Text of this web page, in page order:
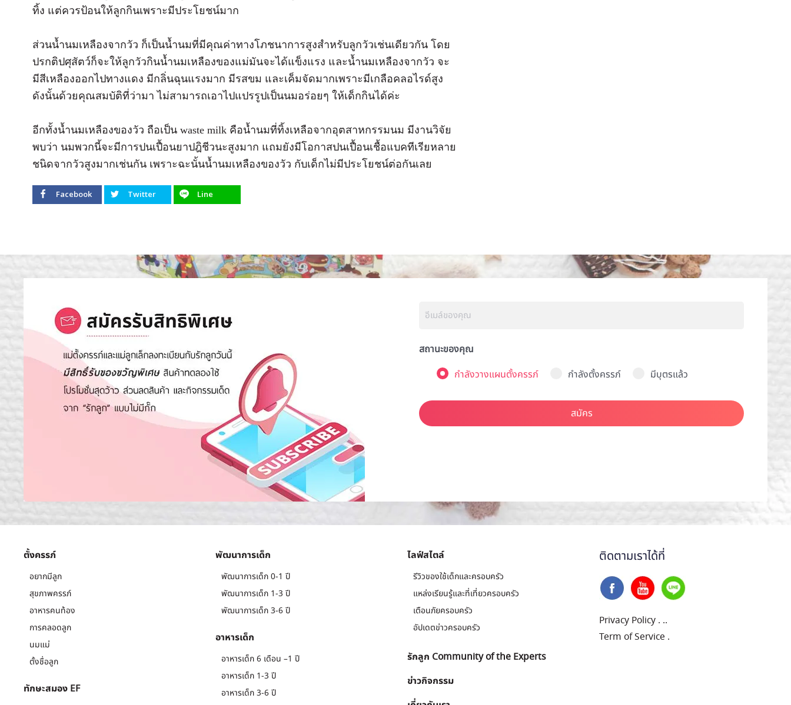
ทิ้ง แต่ควรป้อนให้ลูกกินเพราะมีประโยชน์มาก
ส่วนน้ำนมเหลืองจากวัว ก็เป็นน้ำนมที่มีคุณค่าทางโภชนาการสูงสำหรับลูกวัวเช่นเดียวกัน โดย
ปรกติปศุสัตว์ก็จะให้ลูกวัวกินน้ำนมเหลืองของแม่มันจะได้แข็งแรง และน้ำนมเหลืองจากวัว จะ
มีสีเหลืองออกไปทางแดง มีกลิ่นฉุนแรงมาก มีรสขม และเค็มจัดมากเพราะมีเกลือคลอไรด์สูง
ดังนั้นด้วยคุณสมบัติที่ว่ามา ไม่สามารถเอาไปแปรรูปเป็นนมอร่อยๆ ให้เด็กกินได้ค่ะ
อีกทั้งน้ำนมเหลืองของวัว ถือเป็น waste milk คือน้ำนมที่ทิ้งเหลือจากอุตสาหกรรมนม มีงานวิจัย
พบว่า นมพวกนี้จะมีการปนเปื้อนยาปฎิชีวนะสูงมาก แถมยังมีโอกาสปนเปื้อนเชื้อแบคทีเรียหลาย
ชนิดจากวัวสูงมากเช่นกัน เพราะฉะนั้นน้ำนมเหลืองของวัว กับเด็กไม่มีประโยชน์ต่อกันเลย
Facebook Twitter Line
สถานะของคุณ
กำลังวางแผนตั้งครรภ์
กำลังตั้งครรภ์ มีบุตรแล้ว
สมัคร
ตั้งครรภ์
อยากมีลูก
สุขภาพครรภ์
อาหารคนท้อง
การคลอดลูก
นมแม่
ตั้งชื่อลูก
ทักษะสมอง EF
พัฒนาการเด็ก
พัฒนาการเด็ก 0-1 ปี
พัฒนาการเด็ก 1-3 ปี
พัฒนาการเด็ก 3-6 ปี
อาหารเด็ก
อาหารเด็ก 6 เดือน –1 ปี
อาหารเด็ก 1-3 ปี
อาหารเด็ก 3-6 ปี
ไลฟ์สไตล์
รีวิวของใช้เด็กและครอบครัว
แหล่งเรียนรู้และที่เที่ยวครอบครัว
เตือนภัยครอบครัว
อัปเดตข่าวครอบครัว
รักลูก Community of the Experts
ข่าวกิจกรรม
ติดตามเราได้ที่
Privacy Policy . ..
Term of Service .